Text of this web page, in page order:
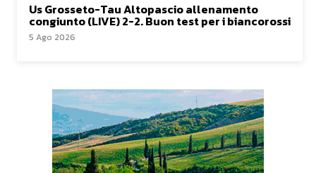
Us Grosseto-Tau Altopascio allenamento
congiunto (LIVE) 2-2. Buon test per i biancorossi
5 Ago 2026